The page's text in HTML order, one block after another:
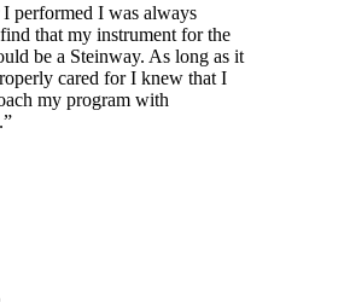
performed I was always
that my instrument for the
be a Steinway. As long as it
cared for I knew that I
my program with